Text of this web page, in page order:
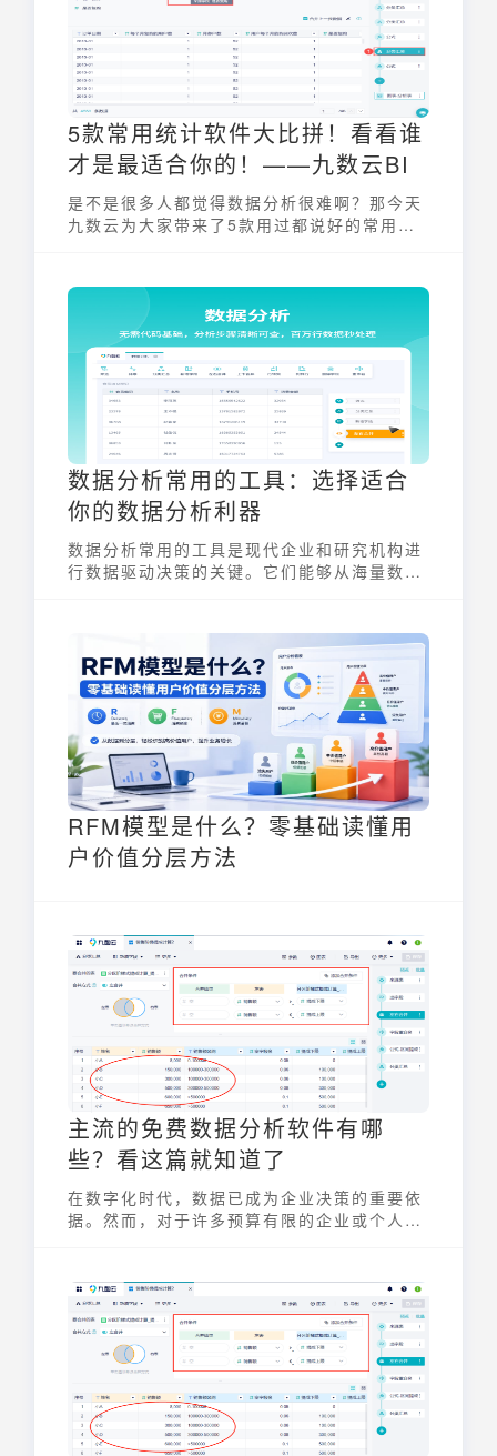
5款常用统计软件大比拼！看看谁
才是最适合你的！——九数云BI
是不是很多人都觉得数据分析很难啊？那今天
九数云为大家带来了5款用过都说好的常用统
数据分析常用的工具：选择适合
你的数据分析利器
数据分析常用的工具是现代企业和研究机构进
行数据驱动决策的关键。它们能够从海量数据
高数据分析效率和准确性至关重要，这需要根
据不同的数据规模、分析需求和技能水平来决
定。无论您是数据分析新手还是资深专家，了
解这些工具的特点和适用场景都将大有裨益。
RFM模型是什么？零基础读懂用
户价值分层方法
主流的免费数据分析软件有哪
些？看这篇就知道了
在数字化时代，数据已成为企业决策的重要依
据。然而，对于许多预算有限的企业或个人用
大的免费数据分析软件有哪些，它们可以帮助
用户轻松驾驭数据，从中挖掘出有价值的信
息，辅助决策。